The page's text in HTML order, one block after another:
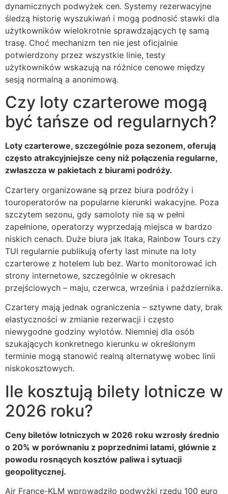
dynamicznych podwyżek cen. Systemy rezerwacyjne
śledzą historię wyszukiwań i mogą podnosić stawki dla
użytkowników wielokrotnie sprawdzających tę samą
trasę. Choć mechanizm ten nie jest oficjalnie
potwierdzony przez wszystkie linie, testy
użytkowników wskazują na różnice cenowe między
sesją normalną a anonimową.
Czy loty czarterowe mogą
być tańsze od regularnych?
Loty czarterowe, szczególnie poza sezonem, oferują
często atrakcyjniejsze ceny niż połączenia regularne,
zwłaszcza w pakietach z biurami podróży.
Czartery organizowane są przez biura podróży i
touroperatorów na popularne kierunki wakacyjne. Poza
szczytem sezonu, gdy samoloty nie są w pełni
zapełnione, operatorzy wyprzedają miejsca w bardzo
niskich cenach. Duże biura jak Itaka, Rainbow Tours czy
TUI regularnie publikują oferty last minute na loty
czarterowe z hotelem lub bez. Warto monitorować ich
strony internetowe, szczególnie w okresach
przejściowych – maju, czerwca, września i października.
Czartery mają jednak ograniczenia – sztywne daty, brak
elastyczności w zmianie rezerwacji i często
niewygodne godziny wylotów. Niemniej dla osób
szukających konkretnego kierunku w określonym
terminie mogą stanowić realną alternatywę wobec linii
niskokosztowych.
Ile kosztują bilety lotnicze w
2026 roku?
Ceny biletów lotniczych w 2026 roku wzrosły średnio
o 20% w porównaniu z poprzednimi latami, głównie z
powodu rosnących kosztów paliwa i sytuacji
geopolitycznej.
Air France-KLM wprowadziło podwyżki rzędu 100 euro